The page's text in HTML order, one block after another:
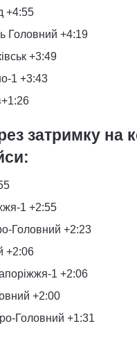
+4:55
+4:19
+3:49
1 +3:43
затримку на
1 +2:55
Головний +2:23
+2:06
1 +2:06
+2:00
Головний +1:31